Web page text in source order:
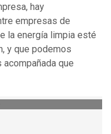
hay
empresas de
la energía limpia esté
y que podemos
que